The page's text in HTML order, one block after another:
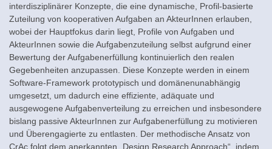
interdisziplinärer Konzepte, die eine dynamische, Profil-basierte
Zuteilung von kooperativen Aufgaben an AkteurInnen erlauben,
wobei der Hauptfokus darin liegt, Profile von Aufgaben und
AkteurInnen sowie die Aufgabenzuteilung selbst aufgrund einer
Bewertung der Aufgabenerfüllung kontinuierlich den realen
Gegebenheiten anzupassen. Diese Konzepte werden in einem
Software-Framework prototypisch und domänenunabhängig
umgesetzt, um dadurch eine effiziente, adäquate und
ausgewogene Aufgabenverteilung zu erreichen und insbesondere
bislang passive AkteurInnen zur Aufgabenerfüllung zu motivieren
und Überengagierte zu entlasten. Der methodische Ansatz von
CrAc folgt dem anerkannten „Design Research Approach“, indem